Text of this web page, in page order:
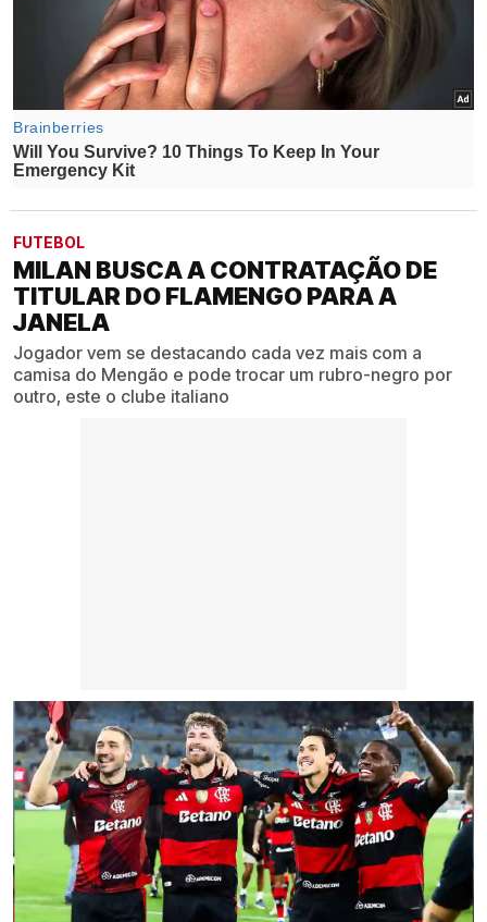
FUTEBOL
MILAN BUSCA A CONTRATAÇÃO DE
TITULAR DO FLAMENGO PARA A
JANELA
Jogador vem se destacando cada vez mais com a
camisa do Mengão e pode trocar um rubro-negro por
outro, este o clube italiano